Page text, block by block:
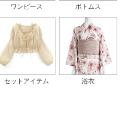
ワンピース ボトムス
セットアイテム 浴衣